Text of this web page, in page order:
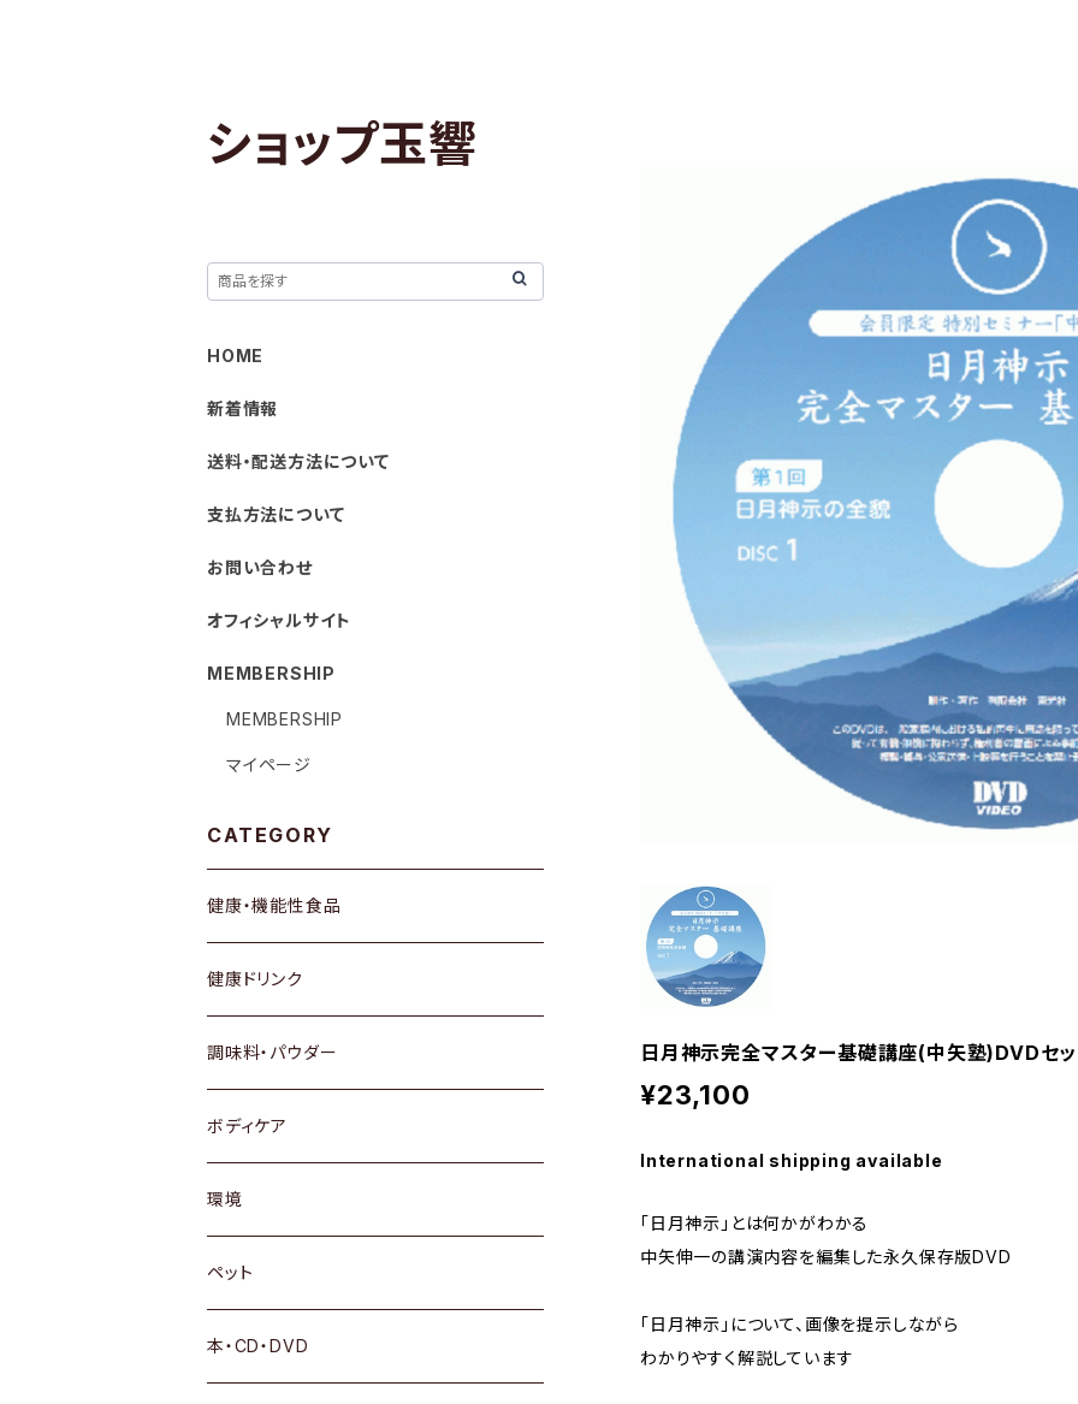
日月神示完全マスター基礎講座(中矢塾)DVDセ
¥23,100
International shipping available
「日月神示」とは何かがわかる
中矢伸一の講演内容を編集した永久保存版DVD
「日月神示」について、画像を提示しながら
わかりやすく解説しています
ショップ玉響
HOME
新着情報
送料・配送方法について
支払方法について
お問い合わせ
オフィシャルサイト
MEMBERSHIP
MEMBERSHIP
マイページ
CATEGORY
健康・機能性食品
健康ドリンク
調味料・パウダー
ボディケア
環境
ペット
本・CD・DVD